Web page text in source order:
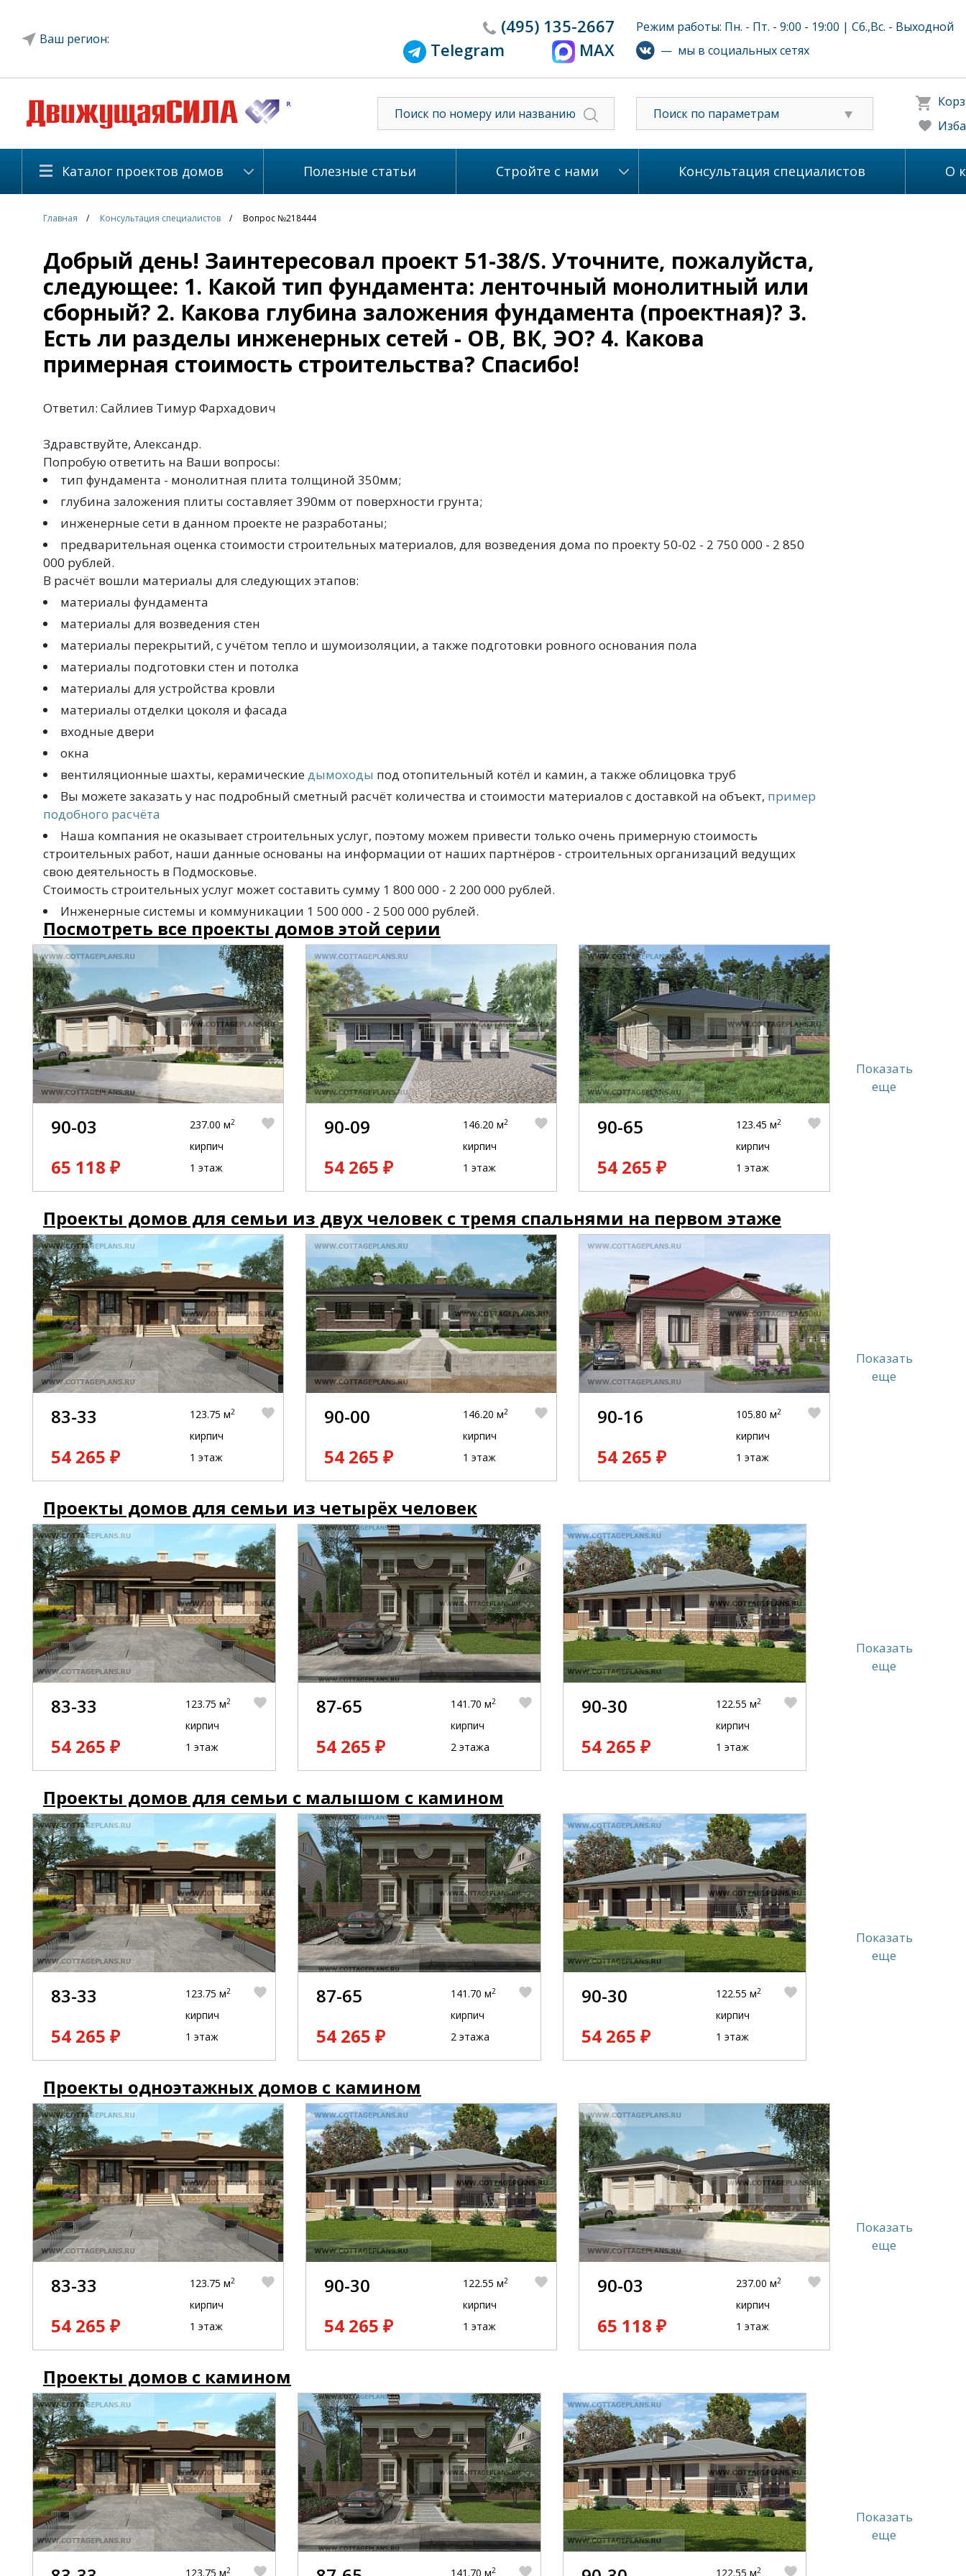
Ваш регион:
(495) 135-2667
Telegram
MAX
Режим работы: Пн. - Пт. - 9:00 - 19:00 | Сб.,Вс. - Выходной
— мы в социальных сетях
Поиск по параметрам
Каталог проектов домов Полезные статьи Стройте с нами Консультация специалистов О
Главная Консультация специалистов Вопрос №218444
Добрый день! Заинтересовал проект 51-38/S. Уточните, пожалуйста,
следующее: 1. Какой тип фундамента: ленточный монолитный или
сборный? 2. Какова глубина заложения фундамента (проектная)? 3.
Есть ли разделы инженерных сетей - ОВ, ВК, ЭО? 4. Какова
примерная стоимость строительства? Спасибо!
Ответил: Сайлиев Тимур Фархадович
Здравствуйте, Александр.
Попробую ответить на Ваши вопросы:
тип фундамента - монолитная плита толщиной 350мм;
глубина заложения плиты составляет 390мм от поверхности грунта;
инженерные сети в данном проекте не разработаны;
предварительная оценка стоимости строительных материалов, для возведения дома по проекту 50-02 - 2 750 000 - 2 850
000 рублей.
В расчёт вошли материалы для следующих этапов:
материалы фундамента
материалы для возведения стен
материалы перекрытий, с учётом тепло и шумоизоляции, а также подготовки ровного основания пола
материалы подготовки стен и потолка
материалы для устройства кровли
материалы отделки цоколя и фасада
входные двери
окна
вентиляционные шахты, керамическиедымоходы под отопительный котёл и камин, а также облицовка труб
Вы можете заказать у нас подробный сметный расчёт количества и стоимости материалов с доставкой на объект, пример
подобного расчёта
Наша компания не оказывает строительных услуг, поэтому можем привести только очень примерную стоимость
строительных работ, наши данные основаны на информации от наших партнёров - строительных организаций ведущих
свою деятельность в Подмосковье.
Стоимость строительных услуг может составить сумму 1 800 000 - 2 200 000 рублей.
Инженерные системы и коммуникации 1 500 000 - 2 500 000 рублей.
Посмотреть все проекты домов этой серии
90-03
65 118 ₽
237.00 м2
кирпич
1 этаж
90-09
54 265 ₽
146.20 м2
кирпич
1 этаж
90-65
54 265 ₽
123.45 м2
кирпич
1 этаж
Показать
еще
Проекты домов для семьи из двух человек с тремя спальнями на первом этаже
83-33
54 265 ₽
123.75 м2
кирпич
1 этаж
90-00
54 265 ₽
146.20 м2
кирпич
1 этаж
90-16
54 265 ₽
105.80 м2
кирпич
1 этаж
Показать
еще
Проекты домов для семьи из четырёх человек
83-33
54 265 ₽
123.75 м2
кирпич
1 этаж
87-65
54 265 ₽
141.70 м2
кирпич
2 этажа
90-30
54 265 ₽
122.55 м2
кирпич
1 этаж
Показать
еще
Проекты домов для семьи с малышом с камином
83-33
54 265 ₽
123.75 м2
кирпич
1 этаж
87-65
54 265 ₽
141.70 м2
кирпич
2 этажа
90-30
54 265 ₽
122.55 м2
кирпич
1 этаж
Показать
еще
Проекты одноэтажных домов с камином
83-33
54 265 ₽
123.75 м2
кирпич
1 этаж
90-30
54 265 ₽
122.55 м2
кирпич
1 этаж
90-03
65 118 ₽
237.00 м2
кирпич
1 этаж
Показать
еще
Проекты домов с камином
123.75 м2 141.70 м2 122.55 м2
Показать
еще